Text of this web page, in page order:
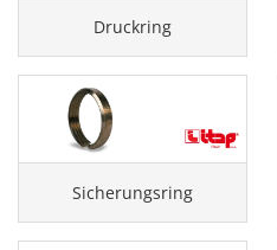
Druckring
Sicherungsring